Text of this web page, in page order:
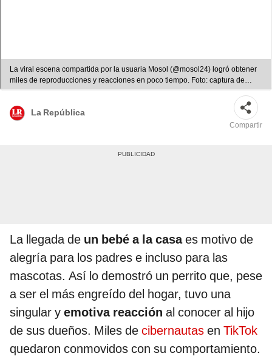
La viral escena compartida por la usuaria Mosol (@mosol24) logró obtener
miles de reproducciones y reacciones en poco tiempo. Foto: captura de
TikTok
La República
Compartir
La llegada de un bebé a la casaes motivo de
alegría para los padres e incluso para las
mascotas. Así lo demostró un perrito que, pese
a ser el más engreído del hogar, tuvo una
singular y emotiva reacción al conocer al hijo
de sus dueños. Miles de cibernautas en TikTok
quedaron conmovidos con su comportamiento.